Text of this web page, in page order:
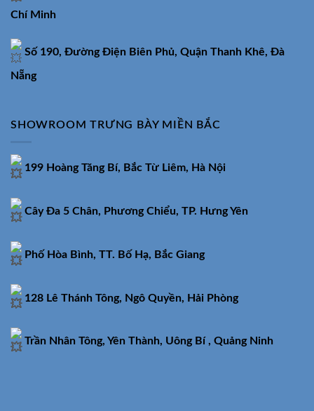
Chí Minh
Số 190, Đường Điện Biên Phủ, Quận Thanh Khê, Đà
Nẵng
SHOWROOM TRƯNG BÀY MIỀN BẮC
199 Hoàng Tăng Bí, Bắc Từ Liêm, Hà Nội
Cây Đa 5 Chân, Phương Chiểu, TP. Hưng Yên
Phố Hòa Bình, TT. Bố Hạ, Bắc Giang
128 Lê Thánh Tông, Ngô Quyền, Hải Phòng
Trần Nhân Tông, Yên Thành, Uông Bí , Quảng Ninh